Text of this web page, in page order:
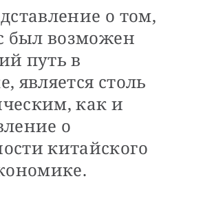
о том,
был возможен
путь в
является столь
как и
о
китайского